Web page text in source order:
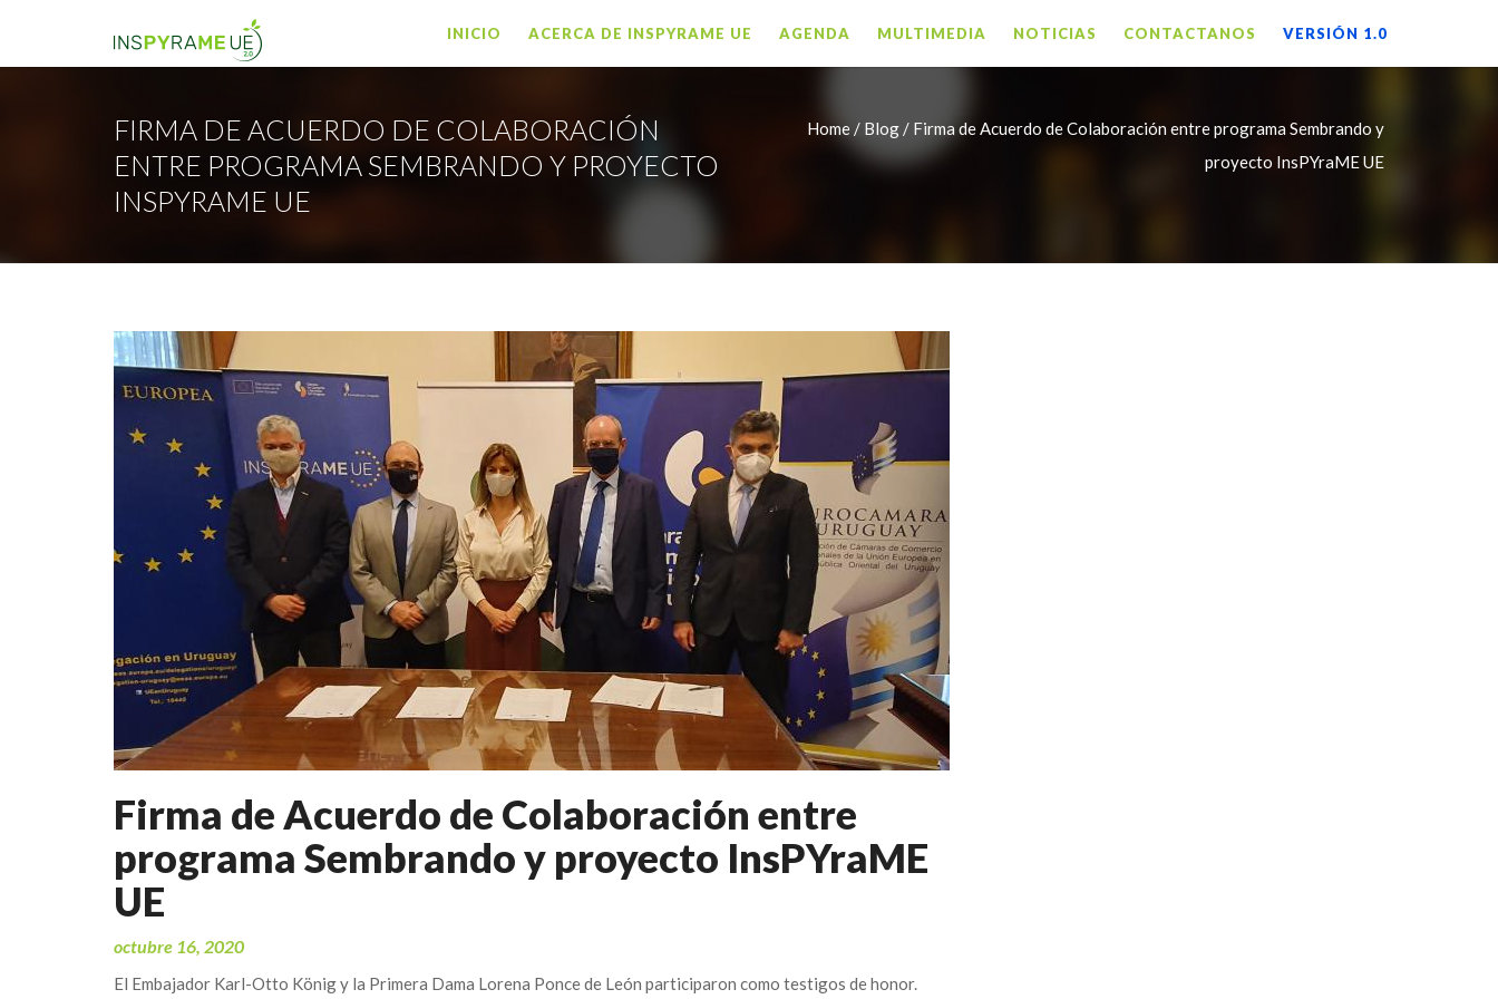
INICIO ACERCA DE INSPYRAME UE AGENDA MULTIMEDIA NOTICIAS CONTACTANOS VERSIÓN 1.0
FIRMA DE ACUERDO DE COLABORACIÓN
ENTRE PROGRAMA SEMBRANDO Y PROYECTO
INSPYRAME UE
Home / Blog / Firma de Acuerdo de Colaboración entre programa Sembrando y
proyecto InsPYraME UE
Firma de Acuerdo de Colaboración entre
programa Sembrando y proyecto InsPYraME
UE
octubre 16, 2020
El Embajador Karl-Otto König y la Primera Dama Lorena Ponce de León participaron como testigos de honor.